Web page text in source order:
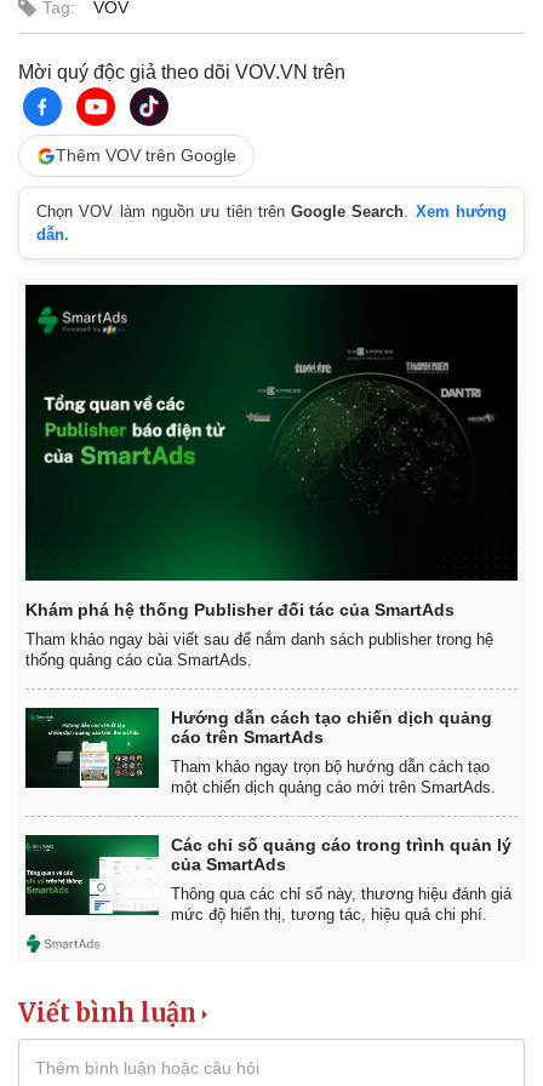
Pháp luật
Tag: VOV
Mời quý độc giả theo dõi VOV.VN trên
Thêm VOV trên Google
Chọn VOV làm nguồn ưu tiên trênGoogle Search. Xem hướng
dẫn.
Khám phá hệ thống Publisher đối tác của SmartAds
Tham khảo ngay bài viết sau để nắm danh sách publisher trong hệ
thống quảng cáo của SmartAds.
Hướng dẫn cách tạo chiến dịch quảng
cáo trên SmartAds
Tham khảo ngay trọn bộ hướng dẫn cách tạo
một chiến dịch quảng cáo mới trên SmartAds.
Các chỉ số quảng cáo trong trình quản lý
của SmartAds
Thông qua các chỉ số này, thương hiệu đánh giá
mức độ hiển thị, tương tác, hiệu quả chi phí.
Viết bình luận